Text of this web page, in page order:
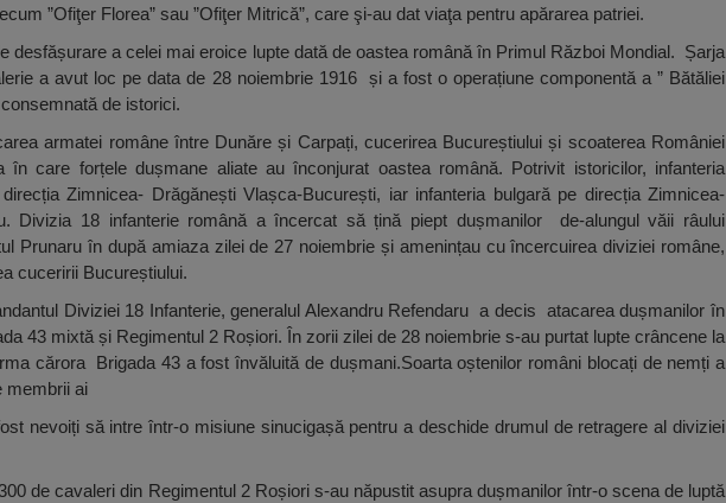
”Ofiţer Florea” sau ”Ofiţer Mitrică”, care şi-au dat viaţa pentru apărarea patriei.
desfășurare a celei mai eroice lupte dată de oastea română în Primul Război Mondial. Șarja
a avut loc pe data de 28 noiembrie 1916 și a fost o operațiune componentă a ” Bătăliei
de istorici.
armatei române între Dunăre și Carpați, cucerirea Bucureștiului și scoaterea României
care forțele dușmane aliate au înconjurat oastea română. Potrivit istoricilor, infanteria
Zimnicea- Drăgănești Vlașca-București, iar infanteria bulgară pe direcția Zimnicea-
Divizia 18 infanterie română a încercat să țină piept dușmanilor de-alungul văii râului
Prunaru în după amiaza zilei de 27 noiembrie și amenințau cu încercuirea diviziei române,
cuceririi Bucureștiului.
Diviziei 18 Infanterie, generalul Alexandru Refendaru a decis atacarea dușmanilor în
43 mixtă și Regimentul 2 Roșiori. În zorii zilei de 28 noiembrie s-au purtat lupte crâncene la
cărora Brigada 43 a fost învăluită de dușmani.Soarta oștenilor români blocați de nemți a
membrii ai
nevoiți să intre într-o misiune sinucigașă pentru a deschide drumul de retragere al diviziei
de cavaleri din Regimentul 2 Roșiori s-au năpustit asupra dușmanilor într-o scena de luptă